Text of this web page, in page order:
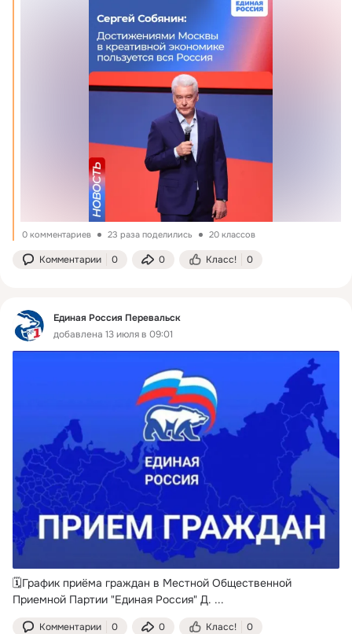
0 комментариев 23 раза поделились 20 классов
Комментарии 0 0 Класс! 0
Единая Россия Перевальск
добавлена 13 июля в 09:01
🗓График приёма граждан в Местной Общественной
Приемной Партии "Единая Россия" Д. ...
Комментарии 0 0 Класс! 0